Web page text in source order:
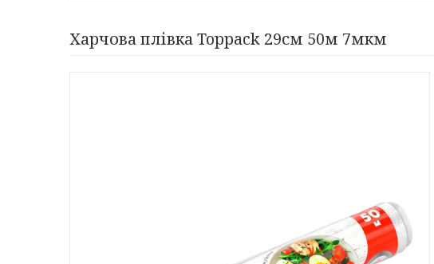
Харчова плівка Toppack 29см 50м 7мкм